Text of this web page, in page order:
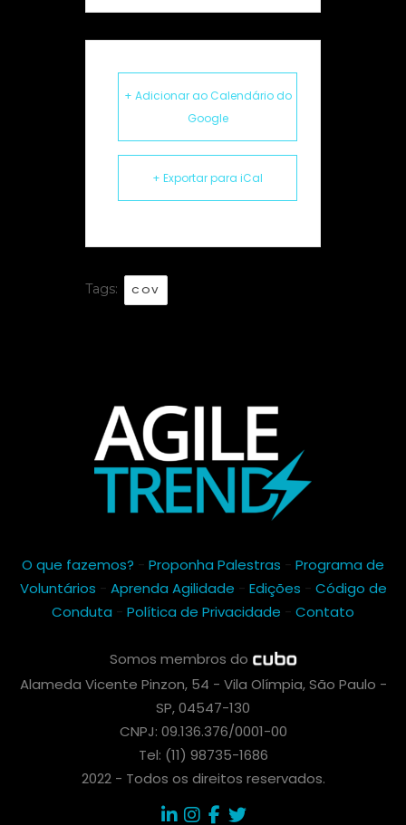
+ Adicionar ao Calendário do
Google
+ Exportar para iCal
Tags: COV
O que fazemos? - Proponha Palestras - Programa de
Voluntários - Aprenda Agilidade - Edições - Código de
Conduta - Política de Privacidade - Contato
Somos membros do
Alameda Vicente Pinzon, 54 - Vila Olímpia, São Paulo -
SP, 04547-130
CNPJ: 09.136.376/0001-00
Tel: (11) 98735-1686
2022 - Todos os direitos reservados.